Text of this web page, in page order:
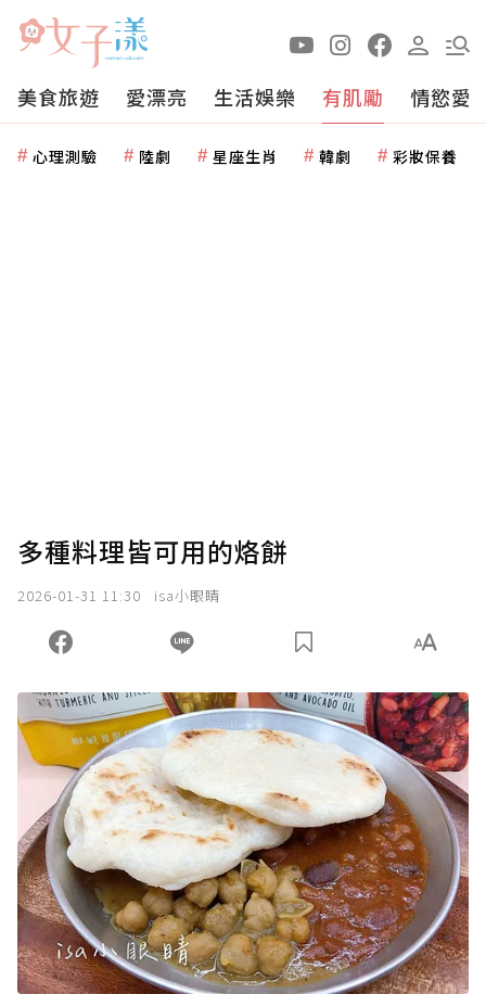
美食旅遊 愛漂亮 生活娛樂 有肌勵 情慾愛
心理測驗 陸劇 星座生肖 韓劇 彩妝保養
多種料理皆可用的烙餅
2026-01-31 11:30 isa小眼睛